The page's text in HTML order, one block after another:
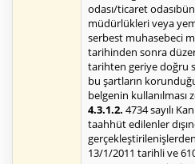
odası/ticaret
müdürlükleri veya
serbest muhasebeci
tarihinden sonra
tarihten geriye doğru
bu şartların
belgenin kullanılması
4.3.1.2. 4734 sayılı
taahhüt edilenler
13/1/2011 tarihli ve